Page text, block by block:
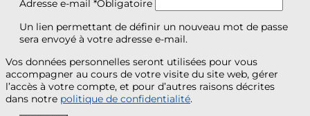
Adresse e-mail *Obligatoire
Un lien permettant de définir un nouveau mot de passe
sera envoyé à votre adresse e-mail.
Vos données personnelles seront utilisées pour vous
accompagner au cours de votre visite du site web, gérer
l’accès à votre compte, et pour d’autres raisons décrites
dans notre politique de confidentialité.